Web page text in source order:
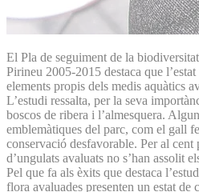
El Pla de seguiment de la
Pirineu 2005-2015 destaca que
elements propis dels medis aquàtics
L’estudi ressalta, per la seva
boscos de ribera i l’almesquera.
emblemàtiques del parc, com el gall
conservació desfavorable. Per al cent
d’ungulats avaluats no s’han assolit
Pel que fa als èxits que destaca
flora avaluades presenten un estat